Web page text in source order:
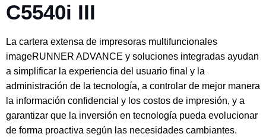
C5540i III
La cartera extensa de impresoras multifuncionales
imageRUNNER ADVANCE y soluciones integradas ayudan
a simplificar la experiencia del usuario final y la
administración de la tecnología, a controlar de mejor manera
la información confidencial y los costos de impresión, y a
garantizar que la inversión en tecnología pueda evolucionar
de forma proactiva según las necesidades cambiantes.